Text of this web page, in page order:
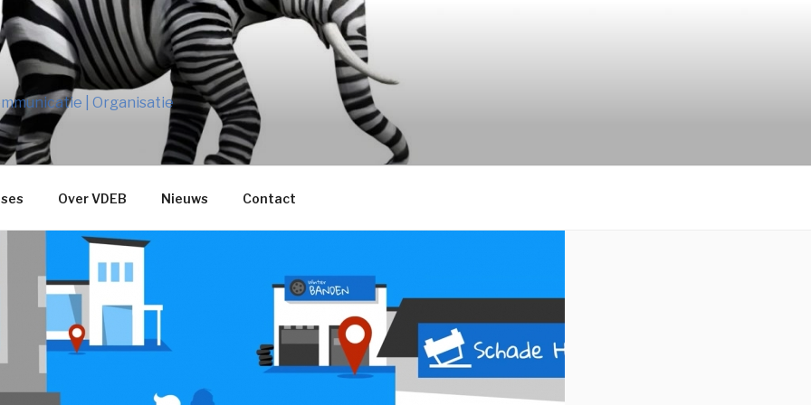
| Organisatie
Over VDEB Nieuws Contact